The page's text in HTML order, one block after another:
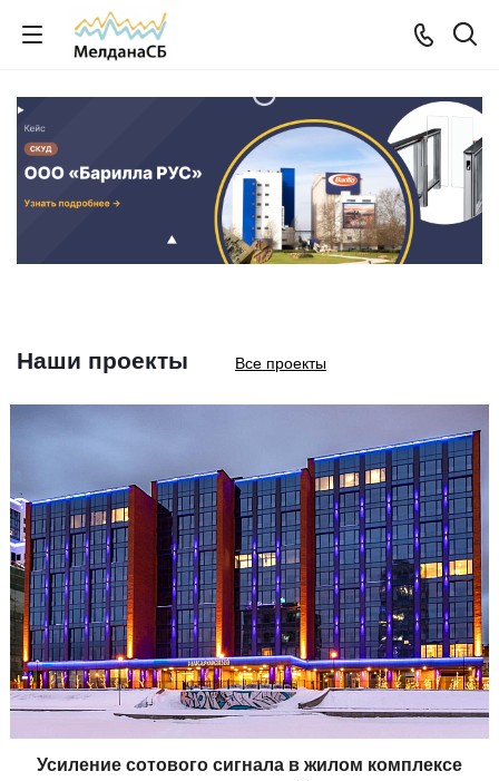
Наши проекты Все проекты
Усиление сотового сигнала в жилом комплексе